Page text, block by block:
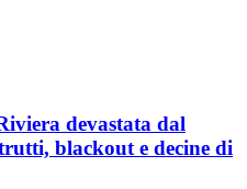
devastata dal
blackout e decine di